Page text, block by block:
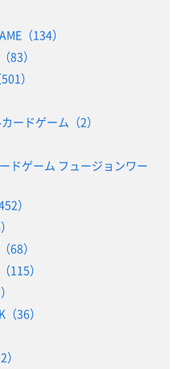
（134）
83）
）
ードゲーム（2）
ドゲーム フュージョンワー
）
68）
115）
36）